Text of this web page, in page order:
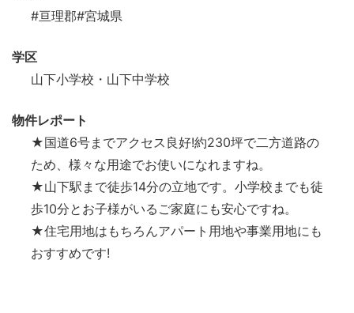
#亘理郡#宮城県
学区
山下小学校・山下中学校
物件レポート
★国道6号までアクセス良好!約230坪で二方道路の
ため、様々な用途でお使いになれますね。
★山下駅まで徒歩14分の立地です。小学校までも徒
歩10分とお子様がいるご家庭にも安心ですね。
★住宅用地はもちろんアパート用地や事業用地にも
おすすめです!